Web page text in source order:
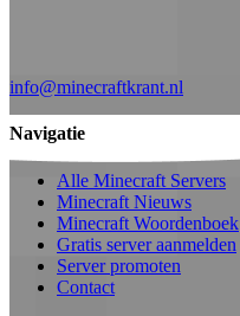
info@minecraftkrant.nl
Navigatie
Alle Minecraft Servers
Minecraft Nieuws
Minecraft Woordenboek
Gratis server aanmelden
Server promoten
Contact